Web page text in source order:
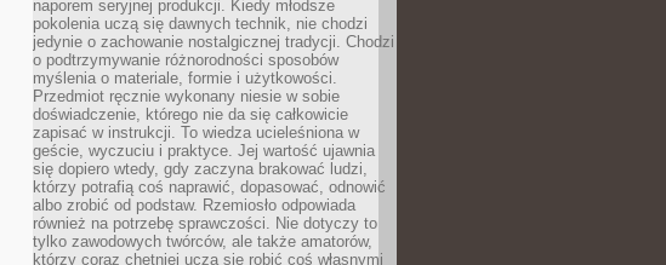
naporem seryjnej produkcji. Kiedy młodsze
pokolenia uczą się dawnych technik, nie chodzi
jedynie o zachowanie nostalgicznej tradycji. Chodzi
o podtrzymywanie różnorodności sposobów
myślenia o materiale, formie i użytkowości.
Przedmiot ręcznie wykonany niesie w sobie
doświadczenie, którego nie da się całkowicie
zapisać w instrukcji. To wiedza ucieleśniona w
geście, wyczuciu i praktyce. Jej wartość ujawnia
się dopiero wtedy, gdy zaczyna brakować ludzi,
którzy potrafią coś naprawić, dopasować, odnowić
albo zrobić od podstaw. Rzemiosło odpowiada
również na potrzebę sprawczości. Nie dotyczy to
tylko zawodowych twórców, ale także amatorów,
którzy coraz chętniej uczą się robić coś własnymi